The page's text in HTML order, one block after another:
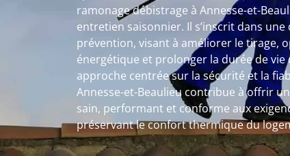
ramonage débistrage à Annesse-et-
entretien saisonnier. Il s’inscrit dans
prévention, visant à améliorer le tirage,
énergétique et prolonger la durée de vie
approche centrée sur la sécurité et la
Annesse-et-Beaulieu contribue à offrir
sain, performant et conforme aux
préservant le confort thermique du